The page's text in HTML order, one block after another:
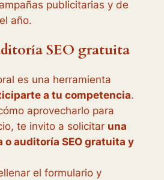
publicitarias y de
año.
SEO gratuita
es una herramienta
a tu competencia.
aprovecharlo para
te invito a solicitar una
o auditoría SEO gratuita y
el formulario y